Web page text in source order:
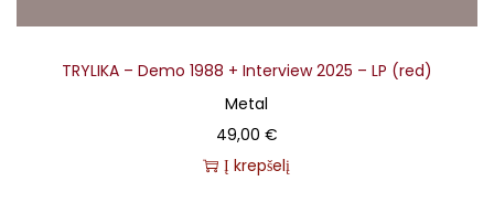
TRYLIKA – Demo 1988 + Interview 2025 – LP (red)
Metal
49,00 €
Į krepšelį